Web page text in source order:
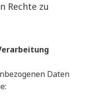
Rechte zu
Daten